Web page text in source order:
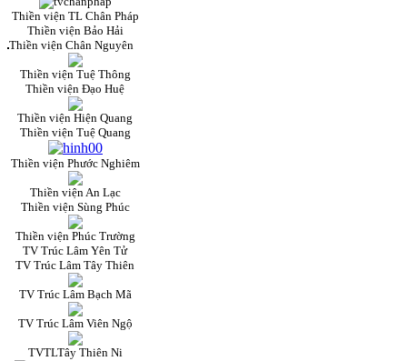
Thiền viện TL Chân Pháp
Thiền viện Bảo Hải
Thiền viện Chân Nguyên
Thiền viện Tuệ Thông
Thiền viện Đạo Huệ
Thiền viện Hiện Quang
Thiền viện Tuệ Quang
Thiền viện Phước Nghiêm
Thiền viện An Lạc
Thiền viện Sùng Phúc
Thiền viện Phúc Trường
TV Trúc Lâm Yên Tử
TV Trúc Lâm Tây Thiên
TV Trúc Lâm Bạch Mã
TV Trúc Lâm Viên Ngộ
TVTLTây Thiên Ni